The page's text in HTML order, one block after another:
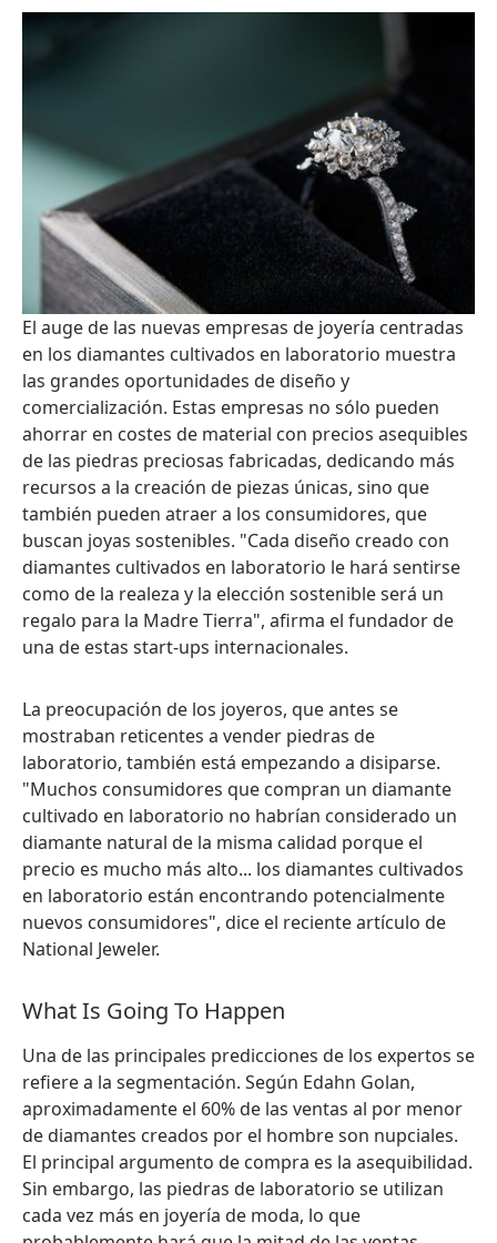
El auge de las nuevas empresas de joyería centradas
en los diamantes cultivados en laboratorio muestra
las grandes oportunidades de diseño y
comercialización. Estas empresas no sólo pueden
ahorrar en costes de material con precios asequibles
de las piedras preciosas fabricadas, dedicando más
recursos a la creación de piezas únicas, sino que
también pueden atraer a los consumidores, que
buscan joyas sostenibles. "Cada diseño creado con
diamantes cultivados en laboratorio le hará sentirse
como de la realeza y la elección sostenible será un
regalo para la Madre Tierra", afirma el fundador de
una de estas start-ups internacionales.
La preocupación de los joyeros, que antes se
mostraban reticentes a vender piedras de
laboratorio, también está empezando a disiparse.
"Muchos consumidores que compran un diamante
cultivado en laboratorio no habrían considerado un
diamante natural de la misma calidad porque el
precio es mucho más alto... los diamantes cultivados
en laboratorio están encontrando potencialmente
nuevos consumidores", dice el reciente artículo de
National Jeweler.
What Is Going To Happen
Una de las principales predicciones de los expertos se
refiere a la segmentación. Según Edahn Golan,
aproximadamente el 60% de las ventas al por menor
de diamantes creados por el hombre son nupciales.
El principal argumento de compra es la asequibilidad.
Sin embargo, las piedras de laboratorio se utilizan
cada vez más en joyería de moda, lo que